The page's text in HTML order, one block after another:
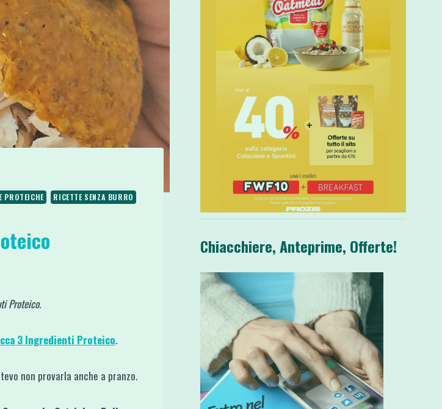
PROTEICHE
RICETTE SENZA BURRO
Proteico.
3 Ingredienti Proteico.
non provarla anche a pranzo.
Chiacchiere, Anteprime, Offerte!